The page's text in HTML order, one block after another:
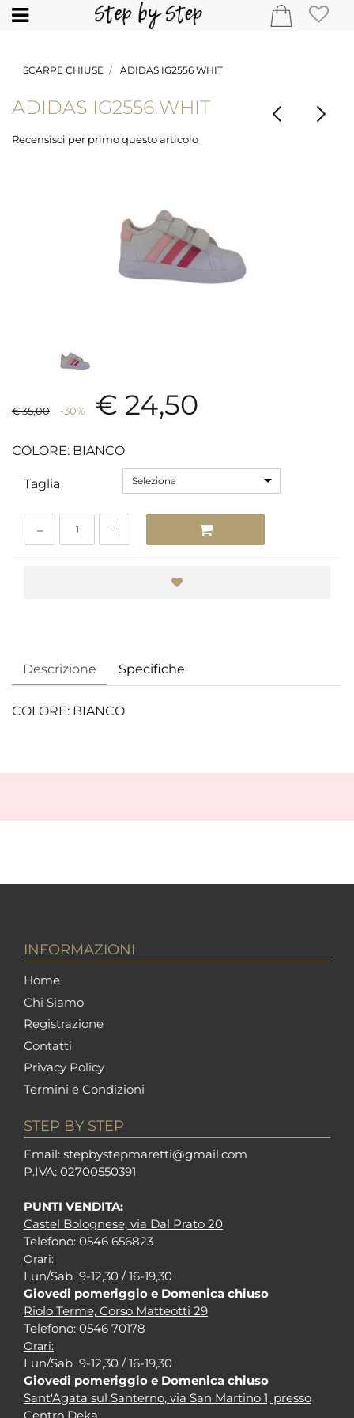
Open
SCARPE CHIUSE ADIDAS IG2556 WHIT
ADIDAS IG2556 WHIT
Recensisci per primo questo articolo
€ 35,00 -30% € 24,50
COLORE: BIANCO
Taglia Seleziona
Descrizione Specifiche
COLORE: BIANCO
INFORMAZIONI
Home
Chi Siamo
Registrazione
Contatti
Privacy Policy
Termini e Condizioni
STEP BY STEP
Email: stepbystepmaretti@gmail.com
P.IVA: 02700550391
PUNTI VENDITA:
Castel Bolognese, via Dal Prato 20
Telefono: 0546 656823
Orari:
Lun/Sab 9-12,30 / 16-19,30
Giovedi pomeriggio e Domenica chiuso
Riolo Terme, Corso Matteotti 29
Telefono: 0546 70178
Orari:
Lun/Sab 9-12,30 / 16-19,30
Giovedi pomeriggio e Domenica chiuso
Sant'Agata sul Santerno, via San Martino 1, presso